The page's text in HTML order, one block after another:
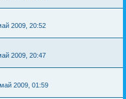
2009, 20:52
2009, 20:47
2009, 01:59